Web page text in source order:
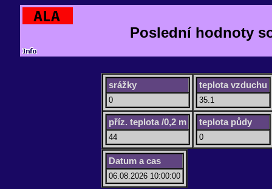
Poslední hodnoty
srážky
0
teplota vzduchu
35.1
příz. teplota /0,2 m
44
teplota půdy
0
Datum a cas
06.08.2026 10:00:00